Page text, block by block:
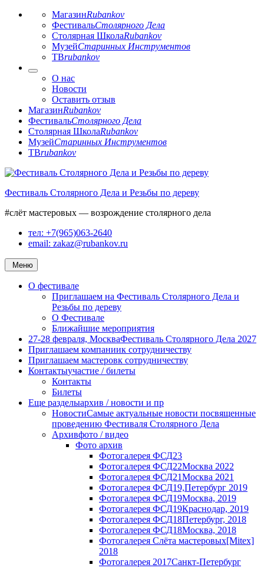
МагазинRubankov
ФестивальСтолярного Дела
Столярная ШколаRubankov
МузейСтаринных Инструментов
ТВrubankov
О нас
Новости
Оставить отзыв
МагазинRubankov
ФестивальСтолярного Дела
Столярная ШколаRubankov
МузейСтаринных Инструментов
ТВrubankov
Перейти
содержимому
Фестиваль Столярного Дела и Резьбы по дереву
#слёт мастеровых — возрождение столярного дела
тел: +7(965)063-2640
email: zakaz@rubankov.ru
Меню
О фестивале
Приглашаем на Фестиваль Столярного Дела и
Резьбы по дереву
О Фестивале
Ближайшие мероприятия
27-28 февраля, МоскваФестиваль Столярного Дела 2027
Приглашаем компаниик сотрудничеству
Приглашаем мастеровк сотрудничеству
Контактыучастие / билеты
Контакты
Билеты
Еще разделыархив / новости и пр
НовостиСамые актуальные новости посвященные
проведению Фестиваля Столярного Дела
Архивфото / видео
Фото архив
Фотогалерея ФСД23
Фотогалерея ФСД22Москва 2022
Фотогалерея ФСД21Москва 2021
Фотогалерея ФСД19,Петербург 2019
Фотогалерея ФСД19Москва, 2019
Фотогалерея ФСД19Краснодар, 2019
Фотогалерея ФСД18Петербург, 2018
Фотогалерея ФСД18Москва, 2018
Фотогалерея Слёта мастеровых[Mitex]
2018
Фотогалерея 2017Санкт-Петербург